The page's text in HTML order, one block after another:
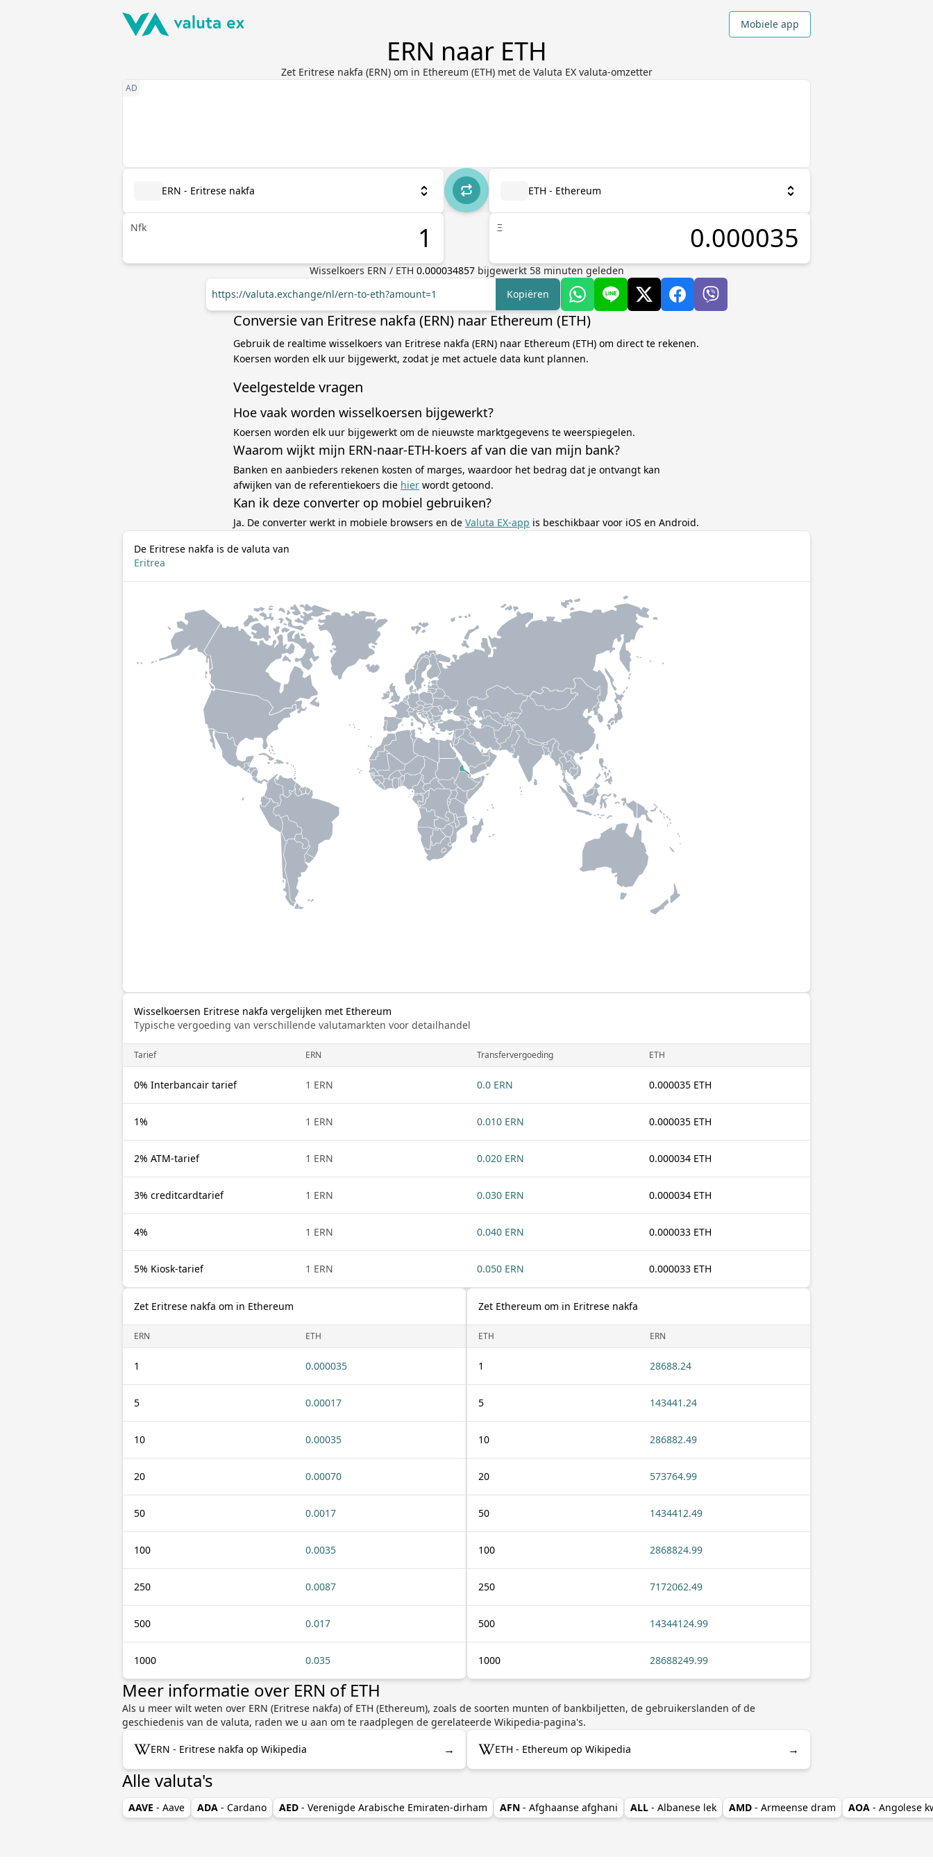
Mobiele app
ERN naar ETH
Zet Eritrese nakfa (ERN) om in Ethereum (ETH) met de Valuta EX valuta-omzetter
ERN - Eritrese nakfa
Nfk
ETH - Ethereum
Ξ
Wisselkoers ERN / ETH 0.000034857 bijgewerkt 58minuten geleden
https://valuta.exchange/nl/ern-to-eth?amount=1
Kopiëren
Conversie van Eritrese nakfa (ERN) naar Ethereum (ETH)
Gebruik de realtime wisselkoers van Eritrese nakfa (ERN) naar Ethereum (ETH) om direct te rekenen.
Koersen worden elk uur bijgewerkt, zodat je met actuele data kunt plannen.
Veelgestelde vragen
Hoe vaak worden wisselkoersen bijgewerkt?
Koersen worden elk uur bijgewerkt om de nieuwste marktgegevens te weerspiegelen.
Waarom wijkt mijn ERN-naar-ETH-koers af van die van mijn bank?
Banken en aanbieders rekenen kosten of marges, waardoor het bedrag dat je ontvangt kan
afwijken van de referentiekoers die hier wordt getoond.
Kan ik deze converter op mobiel gebruiken?
Ja. De converter werkt in mobiele browsers en de Valuta EX-app is beschikbaar voor iOS en Android.
De Eritrese nakfa is de valuta van
Eritrea
Wisselkoersen Eritrese nakfa vergelijken met Ethereum
Typische vergoeding van verschillende valutamarkten voor detailhandel
Tarief ERN Transfervergoeding ETH
0% Interbancair tarief 1 ERN 0.0 ERN 0.000035 ETH
1% 1 ERN 0.010 ERN 0.000035 ETH
2% ATM-tarief 1 ERN 0.020 ERN 0.000034 ETH
3% creditcardtarief 1 ERN 0.030 ERN 0.000034 ETH
4% 1 ERN 0.040 ERN 0.000033 ETH
5% Kiosk-tarief 1 ERN 0.050 ERN 0.000033 ETH
Zet Eritrese nakfa om in Ethereum
ERN ETH
1 0.000035
5 0.00017
10 0.00035
20 0.00070
50 0.0017
100 0.0035
250 0.0087
500 0.017
1000 0.035
Zet Ethereum om in Eritrese nakfa
ETH ERN
1 28688.24
5 143441.24
10 286882.49
20 573764.99
50 1434412.49
100 2868824.99
250 7172062.49
500 14344124.99
1000 28688249.99
Meer informatie over ERN of ETH
Als u meer wilt weten over ERN (Eritrese nakfa) of ETH (Ethereum), zoals de soorten munten of bankbiljetten, de gebruikerslanden of de
geschiedenis van de valuta, raden we u aan om te raadplegen de gerelateerde Wikipedia-pagina's.
ERN - Eritrese nakfa op Wikipedia → ETH - Ethereum op Wikipedia →
Alle valuta's
AAVE - Aave ADA - Cardano AED - Verenigde Arabische Emiraten-dirham AFN - Afghaanse afghani ALL - Albanese lek AMD - Armeense dram AOA - Angolese